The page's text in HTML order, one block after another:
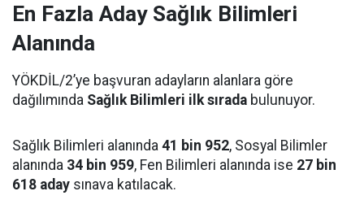
En Fazla Aday Sağlık Bilimleri
Alanında
YÖKDİL/2’ye başvuran adayların alanlara göre
dağılımında Sağlık Bilimleri ilk sırada bulunuyor.
Sağlık Bilimleri alanında 41 bin 952, Sosyal Bilimler
alanında 34 bin 959, Fen Bilimleri alanında ise 27 bin
618 aday sınava katılacak.